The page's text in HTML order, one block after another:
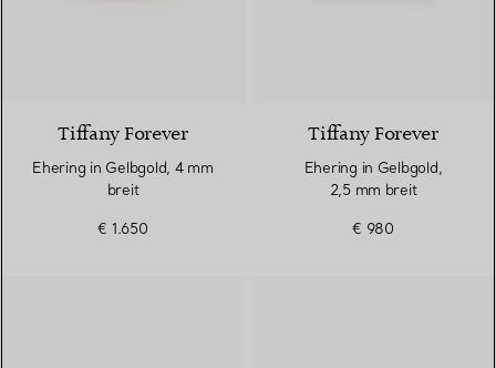
Tiffany Forever
Ehering in Gelbgold, 4 mm
breit
€ 1.650
Tiffany Forever
Ehering in Gelbgold,
2,5 mm breit
€ 980